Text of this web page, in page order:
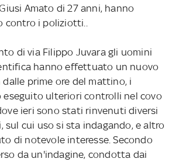
Amato di 27 anni, hanno
contro i poliziotti..
di via Filippo Juvara gli uomini
hanno effettuato un nuovo
prime ore del mattino, i
ulteriori controlli nel covo
ieri sono stati rinvenuti diversi
sul cui uso si sta indagando, e altro
di notevole interesse. Secondo
da un'indagine, condotta dai